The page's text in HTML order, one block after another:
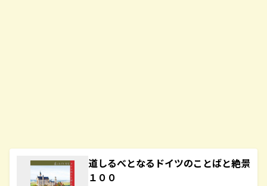
道しるべとなるドイツのことばと絶景
１００